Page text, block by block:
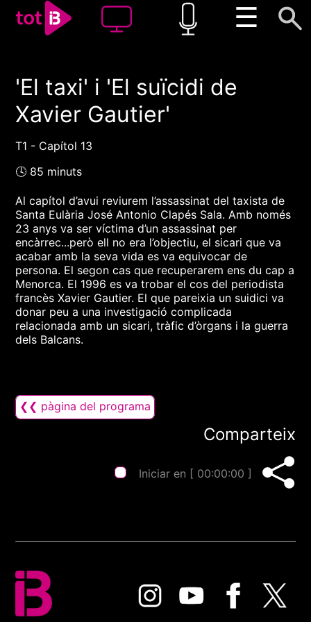
☰
00:00 00:00
1x
'El taxi' i 'El suïcidi de
Xavier Gautier'
T1 - Capítol 13
🕓 85 minuts
Al capítol d’avui reviurem l’assassinat del taxista de
Santa Eulària José Antonio Clapés Sala. Amb només
23 anys va ser víctima d’un assassinat per
encàrrec...però ell no era l’objectiu, el sicari que va
acabar amb la seva vida es va equivocar de
persona. El segon cas que recuperarem ens du cap a
Menorca. El 1996 es va trobar el cos del periodista
francès Xavier Gautier. El que pareixia un suidici va
donar peu a una investigació complicada
relacionada amb un sicari, tràfic d’òrgans i la guerra
dels Balcans.
❮❮ pàgina del programa
Comparteix
Iniciar en [ 00:00:00 ]